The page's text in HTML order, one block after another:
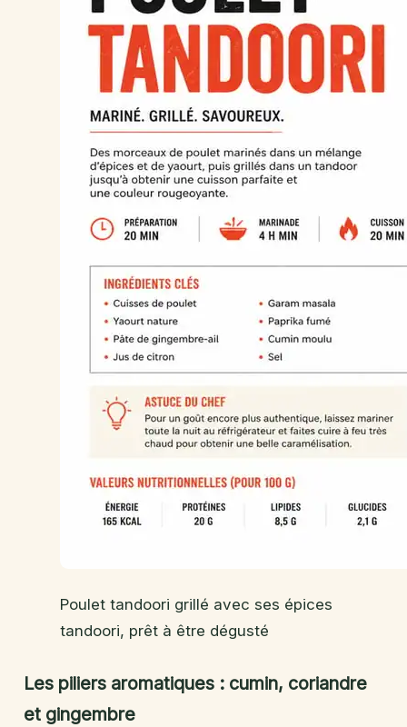
Poulet tandoori grillé avec ses épices
tandoori, prêt à être dégusté
Les piliers aromatiques : cumin, coriandre
et gingembre